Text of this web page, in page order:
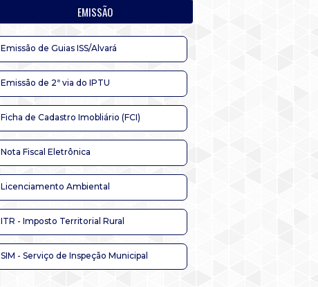
EMISSÃO
Emissão de Guias ISS/Alvará
Emissão de 2ª via do IPTU
Ficha de Cadastro Imobliário (FCI)
Nota Fiscal Eletrônica
Licenciamento Ambiental
ITR - Imposto Territorial Rural
SIM - Serviço de Inspeção Municipal